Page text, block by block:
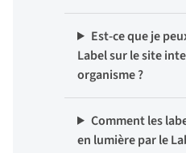
Est-ce que je
Label sur le site
organisme ?
Comment les
en lumière par le